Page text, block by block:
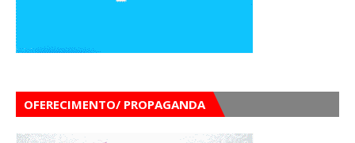
OFERECIMENTO/ PROPAGANDA